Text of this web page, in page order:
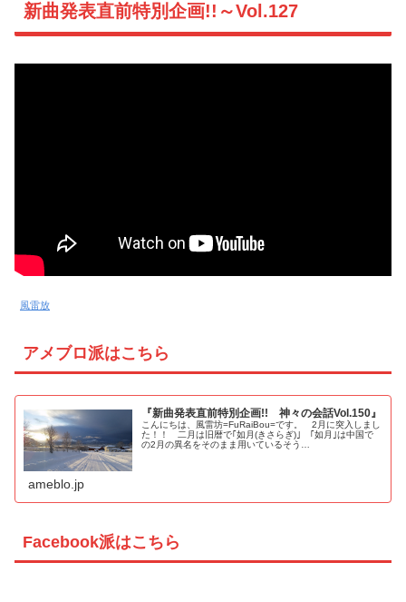
新曲発表直前特別企画!!～Vol.127
風雷放
アメブロ派はこちら
『新曲発表直前特別企画!! 神々の会話Vol.150』
こんにちは、風雷坊=FuRaiBou=です。 2月に突入しまし
た！！ 二月は旧暦で｢如月(きさらぎ)｣ ｢如月｣は中国で
の2月の異名をそのまま用いているそう…
ameblo.jp
Facebook派はこちら